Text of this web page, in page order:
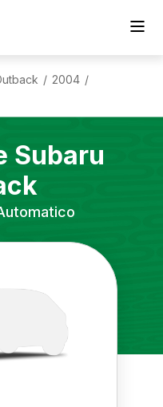
/ 2004 /
Subaru